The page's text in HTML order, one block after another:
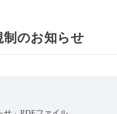
制のお知らせ